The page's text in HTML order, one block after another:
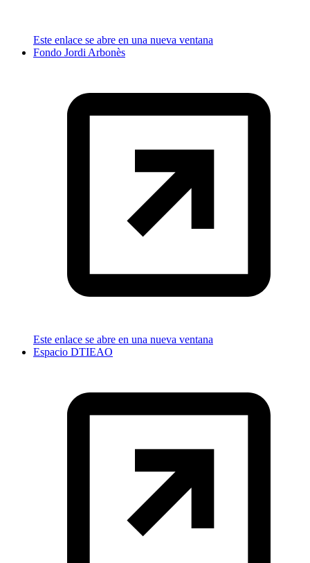
Este enlace se abre en una nueva ventana
Fondo Jordi Arbonès
Este enlace se abre en una nueva ventana
Espacio DTIEAO